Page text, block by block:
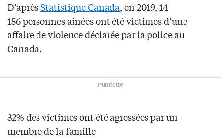
D’aprèsStatistique Canada, en 2019, 14
156 personnes aînées ont été victimes d’une
affaire de violence déclarée par la police au
Canada.
Publicité
32% des victimes ont été agressées par un
membre de la famille